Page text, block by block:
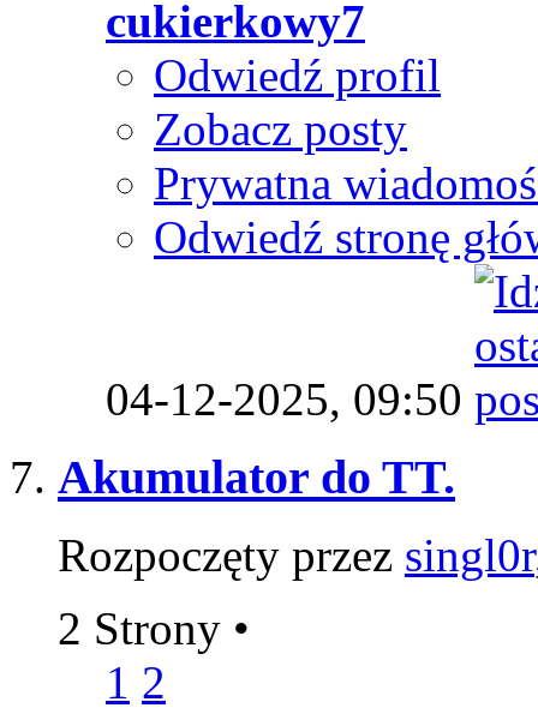
cukierkowy7
Odwiedź profil
Zobacz posty
Prywatna
Odwiedź stronę
04-12-2025, 09:50
Akumulator do TT.
Rozpoczęty przez singl0r
2 Strony •
1 2